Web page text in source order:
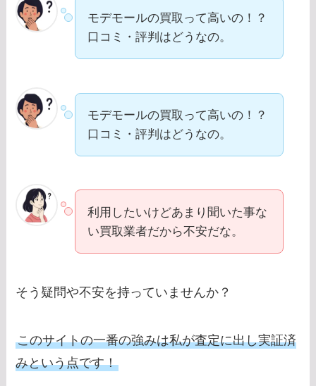
モデモールの買取って高いの！？
口コミ・評判はどうなの。
モデモールの買取って高いの！？
口コミ・評判はどうなの。
利用したいけどあまり聞いた事な
い買取業者だから不安だな。
そう疑問や不安を持っていませんか？
このサイトの一番の強みは私が査定に出し実証済
みという点です！